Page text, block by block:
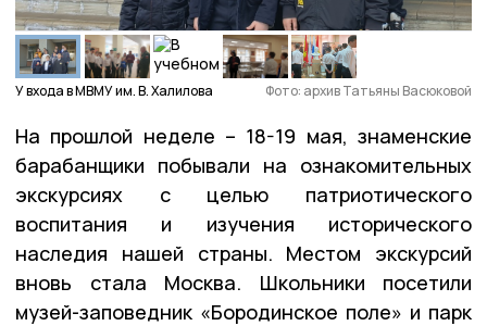
У входа в МВМУ им. В. Халилова Фото: архив Татьяны Васюковой
На прошлой неделе – 18-19 мая, знаменские
барабанщики побывали на ознакомительных
экскурсиях с целью патриотического
воспитания и изучения исторического
наследия нашей страны. Местом экскурсий
вновь стала Москва. Школьники посетили
музей-заповедник «Бородинское поле» и парк